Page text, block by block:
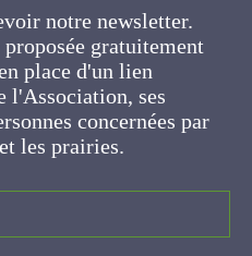
proposée
la mise en place
entre l'Association,
personnes
fourragères et les